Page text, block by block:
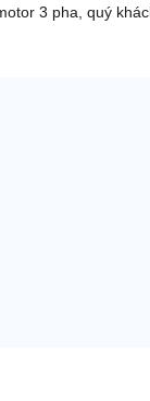
3 pha, quý